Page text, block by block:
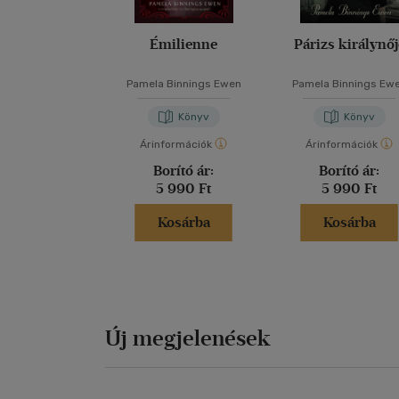
Émilienne
Pamela Binnings Ewen
Könyv
Árinformációk
Borító ár:
5 990 Ft
Kosárba
Párizs
Pamela Binnings
Könyv
Árinformációk
Borító ár:
5 990 Ft
Kosárba
Új megjelenések